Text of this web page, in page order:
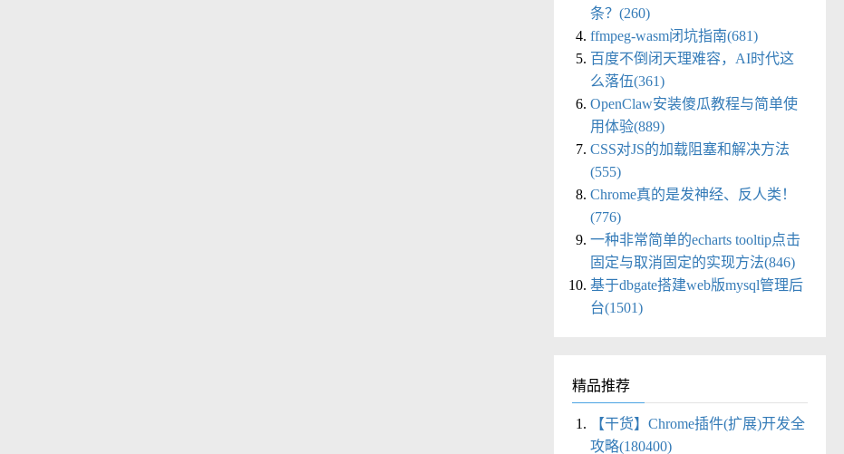
条？(260)
ffmpeg-wasm闭坑指南(681)
百度不倒闭天理难容，AI时代这
么落伍(361)
OpenClaw安装傻瓜教程与简单使
用体验(889)
CSS对JS的加载阻塞和解决方法
(555)
Chrome真的是发神经、反人类！
(776)
一种非常简单的echarts tooltip点击
固定与取消固定的实现方法(846)
基于dbgate搭建web版mysql管理后
台(1501)
精品推荐
【干货】Chrome插件(扩展)开发全
攻略(180400)